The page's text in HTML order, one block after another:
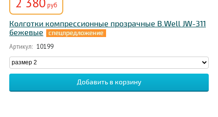
руб
Колготки компрессионные прозрачные B.Well JW-311
бежевые
Артикул: 10199